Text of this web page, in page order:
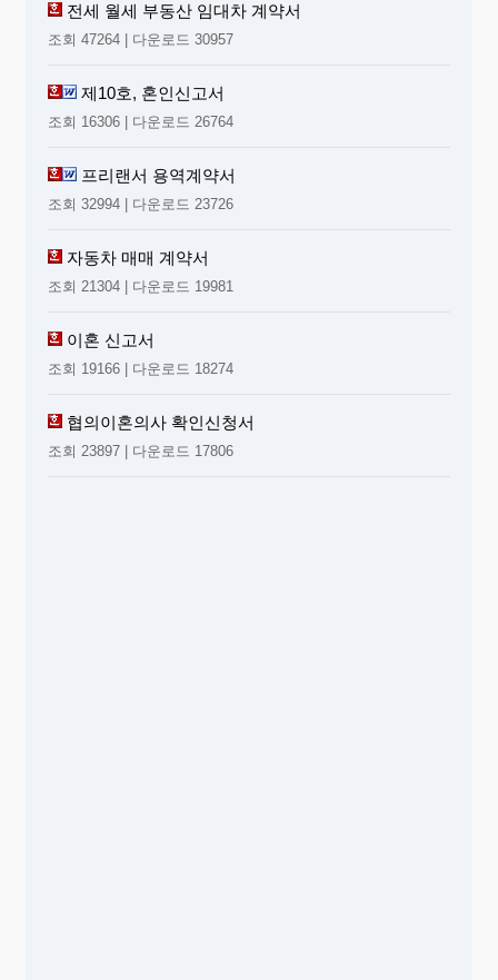
전세 월세 부동산 임대차 계약서
조회 47264 | 다운로드 30957
제10호, 혼인신고서
조회 16306 | 다운로드 26764
프리랜서 용역계약서
조회 32994 | 다운로드 23726
자동차 매매 계약서
조회 21304 | 다운로드 19981
이혼 신고서
조회 19166 | 다운로드 18274
협의이혼의사 확인신청서
조회 23897 | 다운로드 17806